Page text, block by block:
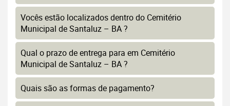
Vocês estão localizados dentro do Cemitério
Municipal de Santaluz – BA ?
Qual o prazo de entrega para em Cemitério
Municipal de Santaluz – BA ?
Quais são as formas de pagamento?